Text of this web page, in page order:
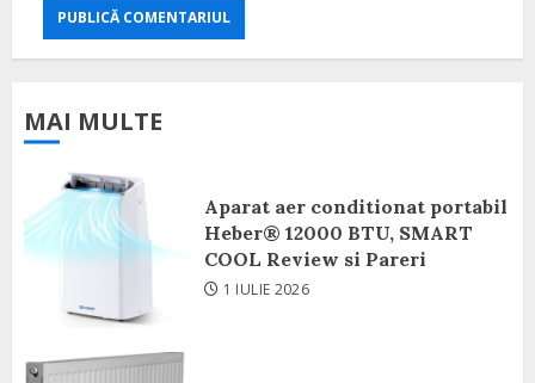
MAI MULTE
Aparat aer conditionat portabil
Heber® 12000 BTU, SMART
COOL Review si Pareri
1 IULIE 2026